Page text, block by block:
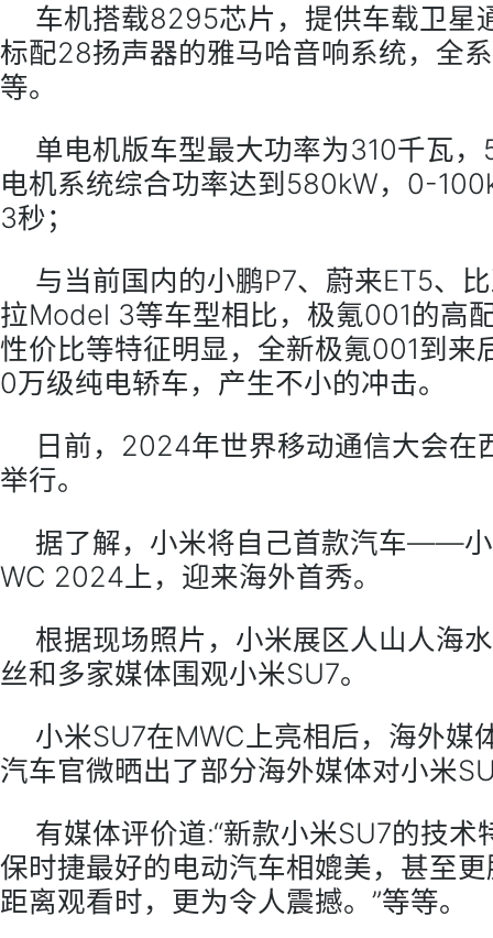
车机搭载8295芯片，提供车载卫星
标配28扬声器的雅马哈音响系统，全
等。
单电机版车型最大功率为310千瓦，
电机系统综合功率达到580kW，0-
3秒；
与当前国内的小鹏P7、蔚来ET5、
拉Model 3等车型相比，极氪001的高
性价比等特征明显，全新极氪001到来
0万级纯电轿车，产生不小的冲击。
日前，2024年世界移动通信大会在
举行。
据了解，小米将自己首款汽车——
WC 2024上，迎来海外首秀。
根据现场照片，小米展区人山人海
丝和多家媒体围观小米SU7。
小米SU7在MWC上亮相后，海外媒
汽车官微晒出了部分海外媒体对小米
有媒体评价道:“新款小米SU7的技术
保时捷最好的电动汽车相媲美，甚至更
距离观看时，更为令人震撼。”等等。